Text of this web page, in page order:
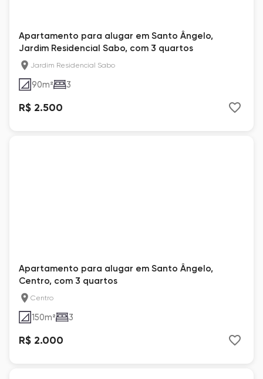
Apartamento para alugar em Santo Ângelo,
Jardim Residencial Sabo, com 3 quartos
Jardim Residencial Sabo
90m² 3
R$ 2.500
Apartamento para alugar em Santo Ângelo,
Centro, com 3 quartos
Centro
150m² 3
R$ 2.000